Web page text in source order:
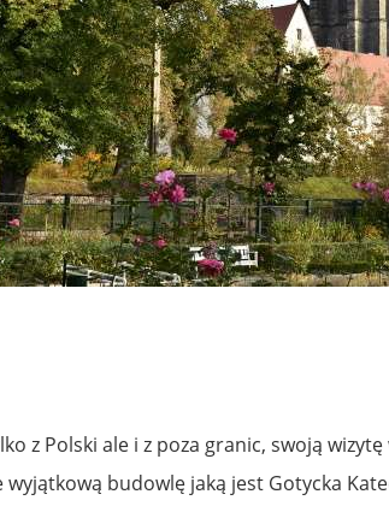
z Polski ale i z poza granic, swoją
budowlę jaką jest Gotycka